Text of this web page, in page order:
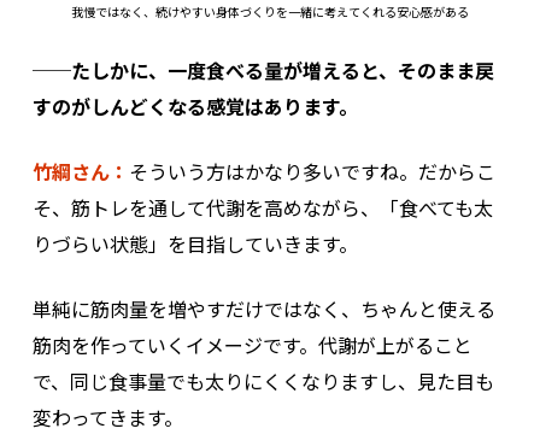
我慢ではなく、続けやすい身体づくりを一緒に考えてくれる安心感がある
──たしかに、一度食べる量が増えると、そのまま戻
すのがしんどくなる感覚はあります。
竹綱さん： そういう方はかなり多いですね。だからこ
そ、筋トレを通して代謝を高めながら、「食べても太
りづらい状態」を目指していきます。
単純に筋肉量を増やすだけではなく、ちゃんと使える
筋肉を作っていくイメージです。代謝が上がること
で、同じ食事量でも太りにくくなりますし、見た目も
変わってきます。